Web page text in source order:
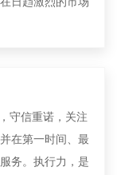
守信重诺，关注
在第一时间、最
务。执行力，是